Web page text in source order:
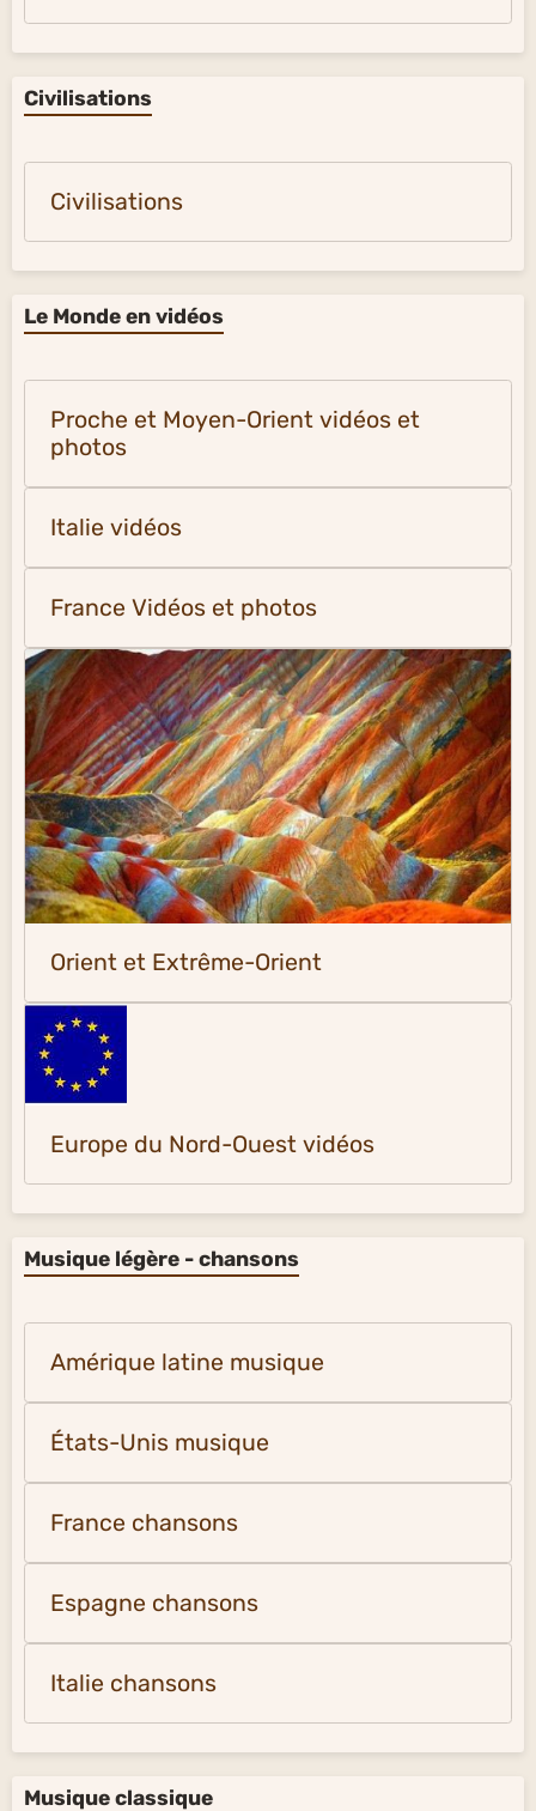
Civilisations
Civilisations
Le Monde en vidéos
Proche et Moyen-Orient vidéos et
photos
Italie vidéos
France Vidéos et photos
Orient et Extrême-Orient
Europe du Nord-Ouest vidéos
Musique légère - chansons
Amérique latine musique
États-Unis musique
France chansons
Espagne chansons
Italie chansons
Musique classique